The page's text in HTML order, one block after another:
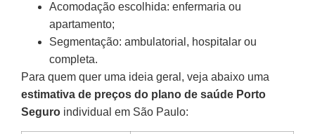
Acomodação escolhida: enfermaria ou
apartamento;
Segmentação: ambulatorial, hospitalar ou
completa.
Para quem quer uma ideia geral, veja abaixo uma
estimativa de preços do plano de saúde Porto
Seguro individual em São Paulo: